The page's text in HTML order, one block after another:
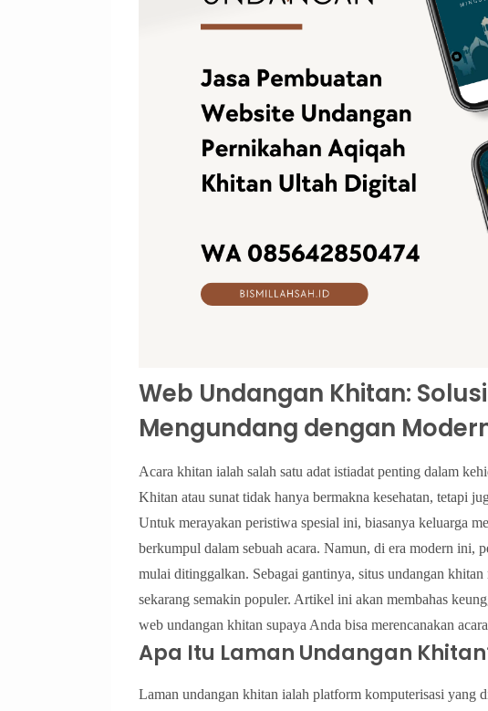
Web Undangan Khitan:
Mengundang dengan
Acara khitan ialah salah satu adat istiadat penting dalam
Khitan atau sunat tidak hanya bermakna kesehatan, tetapi
Untuk merayakan peristiwa spesial ini, biasanya keluarga
berkumpul dalam sebuah acara. Namun, di era modern ini,
mulai ditinggalkan. Sebagai gantinya, situs undangan
sekarang semakin populer. Artikel ini akan membahas
web undangan khitan supaya Anda bisa merencanakan
Apa Itu Laman Undangan
Laman undangan khitan ialah platform komputerisasi yang